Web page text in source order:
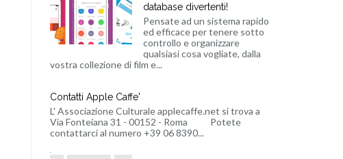
database divertenti!
Pensate ad un sistema rapido
ed efficace per tenere sotto
controllo e organizzare
qualsiasi cosa vogliate, dalla
vostra collezione di film e...
Contatti Apple Caffe'
L' Associazione Culturale applecaffe.net si trova a
Via Fonteiana 31 - 00152 - Roma Potete
contattarci al numero +39 06 8390...